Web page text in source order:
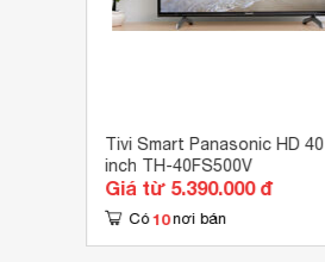
Tivi Smart Panasonic HD 40
inch TH-40FS500V
Giá từ 5.390.000 đ
Có 10 nơi bán